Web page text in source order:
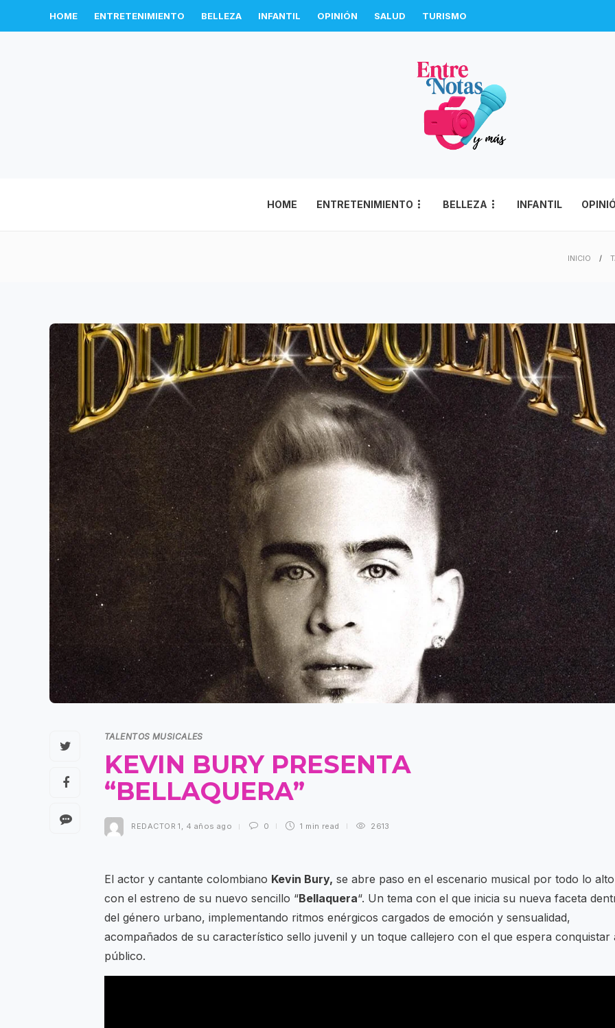
HOME ENTRETENIMIENTO BELLEZA INFANTIL OPINIÓN SALUD TURISMO
HOME ENTRETENIMIENTO BELLEZA INFANTIL
INICIO
TALENTOS MUSICALES
KEVIN BURY PRESENTA
“BELLAQUERA”
REDACTOR 1 , 4 años ago 0 1 min read 2613
El actor y cantante colombiano Kevin Bury, se abre paso en el escenario musical por todo lo alto
con el estreno de su nuevo sencillo “Bellaquera“. Un tema con el que inicia su nueva faceta
del género urbano, implementando ritmos enérgicos cargados de emoción y sensualidad,
acompañados de su característico sello juvenil y un toque callejero con el que espera conquistar
público.